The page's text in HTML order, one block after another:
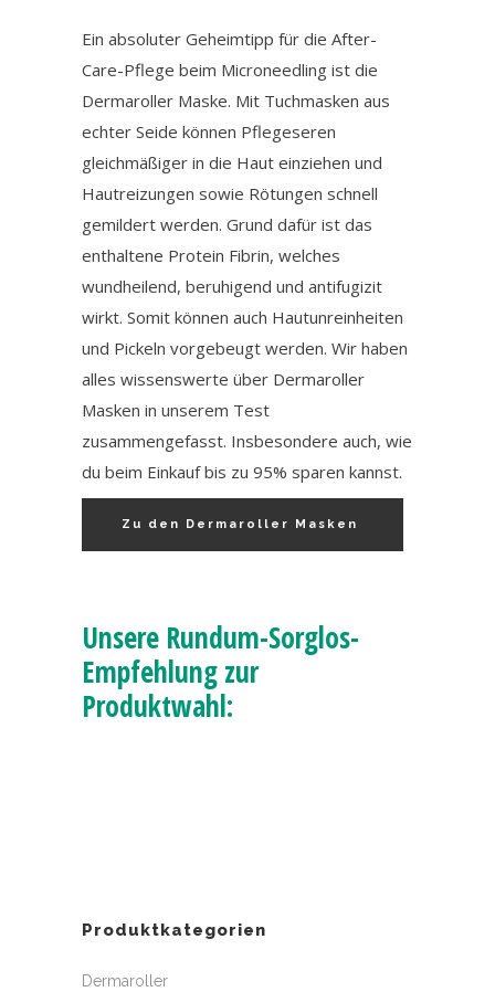
Ein absoluter Geheimtipp für die After-
Care-Pflege beim Microneedling ist die
Dermaroller Maske. Mit Tuchmasken aus
echter Seide können Pflegeseren
gleichmäßiger in die Haut einziehen und
Hautreizungen sowie Rötungen schnell
gemildert werden. Grund dafür ist das
enthaltene Protein Fibrin, welches
wundheilend, beruhigend und antifugizit
wirkt. Somit können auch Hautunreinheiten
und Pickeln vorgebeugt werden. Wir haben
alles wissenswerte über Dermaroller
Masken in unserem Test
zusammengefasst. Insbesondere auch, wie
du beim Einkauf bis zu 95% sparen kannst.
Zu den Dermaroller Masken
Unsere Rundum-Sorglos-
Empfehlung zur
Produktwahl:
Produktkategorien
Dermaroller